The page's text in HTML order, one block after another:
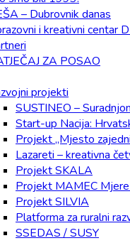
– Dubrovnik danas
i kreativni centar
ZA POSAO
projekti
SUSTINEO –
Start-up Nacija:
Projekt „Mjesto
Lazareti – kreativna
Projekt SKALA
Projekt MAMEC
Projekt SILVIA
Platforma za ruralni
SSEDAS / SUSY